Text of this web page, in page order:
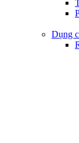
Dụng